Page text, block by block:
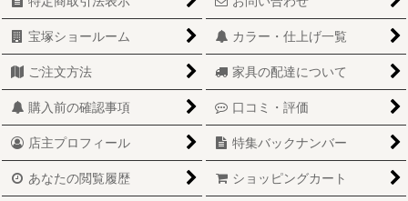
宝塚ショールーム カラー・仕上げ一覧
ご注文方法 家具の配達について
購入前の確認事項 口コミ・評価
店主プロフィール 特集バックナンバー
あなたの閲覧履歴 ショッピングカート